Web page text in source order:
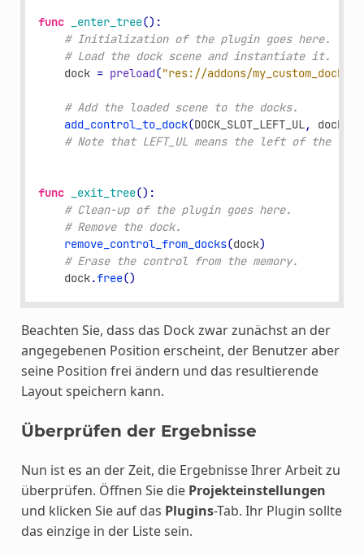
func _enter_tree():
# Initialization of the plugin goes here.
# Load the dock scene and instantiate it.
dock = preload("res://addons/my_custom_dock/
# Add the loaded scene to the docks.
add_control_to_dock(DOCK_SLOT_LEFT_UL, dock
# Note that LEFT_UL means the left of the
func _exit_tree():
# Clean-up of the plugin goes here.
# Remove the dock.
remove_control_from_docks(dock)
# Erase the control from the memory.
dock.free()
Beachten Sie, dass das Dock zwar zunächst an der
angegebenen Position erscheint, der Benutzer aber
seine Position frei ändern und das resultierende
Layout speichern kann.
Überprüfen der Ergebnisse
Nun ist es an der Zeit, die Ergebnisse Ihrer Arbeit zu
überprüfen. Öffnen Sie die Projekteinstellungen
und klicken Sie auf das Plugins-Tab. Ihr Plugin sollte
das einzige in der Liste sein.